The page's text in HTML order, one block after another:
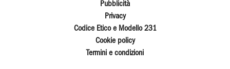
Pubblicità
Privacy
Codice Etico e Modello 231
Cookie policy
Termini e condizioni